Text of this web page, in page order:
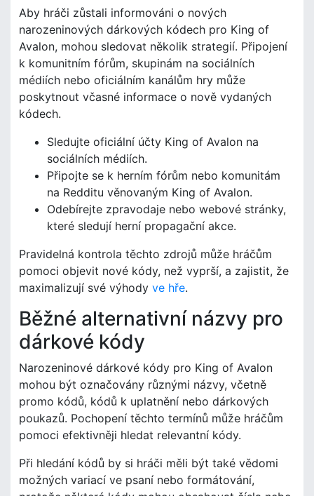
Aby hráči zůstali informováni o nových
narozeninových dárkových kódech pro King of
Avalon, mohou sledovat několik strategií. Připojení
k komunitním fórům, skupinám na sociálních
médiích nebo oficiálním kanálům hry může
poskytnout včasné informace o nově vydaných
kódech.
Sledujte oficiální účty King of Avalon na
sociálních médiích.
Připojte se k herním fórům nebo komunitám
na Redditu věnovaným King of Avalon.
Odebírejte zpravodaje nebo webové stránky,
které sledují herní propagační akce.
Pravidelná kontrola těchto zdrojů může hráčům
pomoci objevit nové kódy, než vyprší, a zajistit, že
maximalizují své výhody ve hře.
Běžné alternativní názvy pro
dárkové kódy
Narozeninové dárkové kódy pro King of Avalon
mohou být označovány různými názvy, včetně
promo kódů, kódů k uplatnění nebo dárkových
poukazů. Pochopení těchto termínů může hráčům
pomoci efektivněji hledat relevantní kódy.
Při hledání kódů by si hráči měli být také vědomi
možných variací ve psaní nebo formátování,